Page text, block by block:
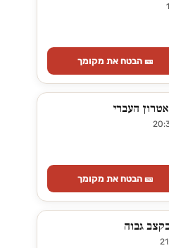
🎫 הבטח את מקומך
העברי
🎫 הבטח את מקומך
גבוה